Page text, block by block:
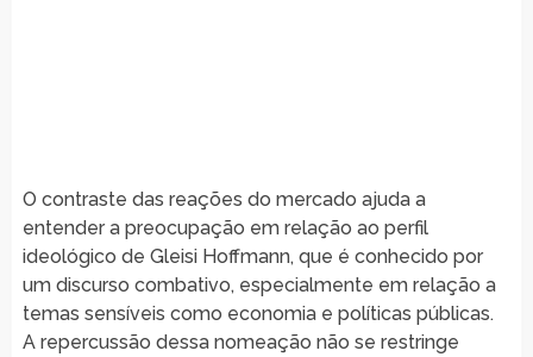
O contraste das reações do mercado ajuda a
entender a preocupação em relação ao perfil
ideológico de Gleisi Hoffmann, que é conhecido por
um discurso combativo, especialmente em relação a
temas sensíveis como economia e políticas públicas.
A repercussão dessa nomeação não se restringe